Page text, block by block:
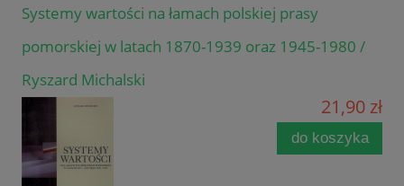
Systemy wartości na łamach polskiej prasy
pomorskiej w latach 1870-1939 oraz 1945-1980 /
Ryszard Michalski
21,90 zł
do koszyka